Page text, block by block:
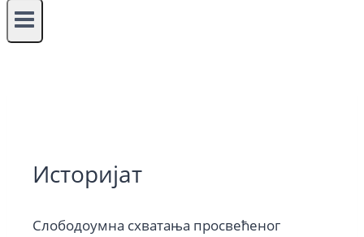
Историјат
Слободоумна схватања просвећеног